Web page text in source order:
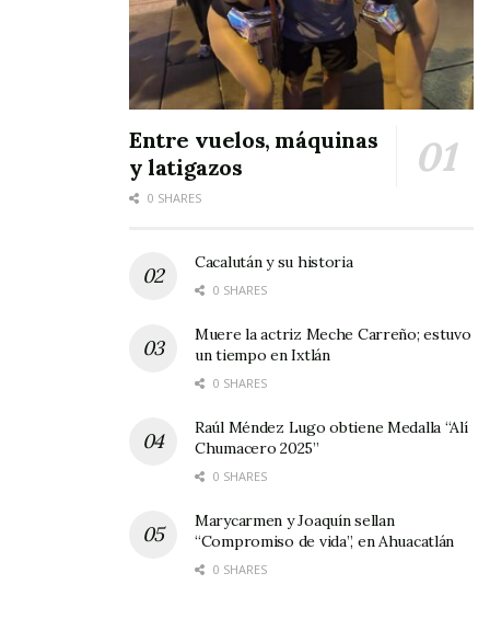
Entre vuelos, máquinas
y latigazos
0 SHARES
Cacalután y su historia
0 SHARES
Muere la actriz Meche Carreño; estuvo
un tiempo en Ixtlán
0 SHARES
Raúl Méndez Lugo obtiene Medalla “Alí
Chumacero 2025”
0 SHARES
Marycarmen y Joaquín sellan
“Compromiso de vida”, en Ahuacatlán
0 SHARES